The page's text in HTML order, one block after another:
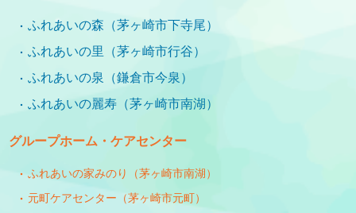
ふれあいの森（茅ヶ崎市下寺尾）
ふれあいの里（茅ヶ崎市行谷）
ふれあいの泉（鎌倉市今泉）
ふれあいの麗寿（茅ヶ崎市南湖）
グループホーム・ケアセンター
ふれあいの家みのり（茅ヶ崎市南湖）
元町ケアセンター（茅ヶ崎市元町）